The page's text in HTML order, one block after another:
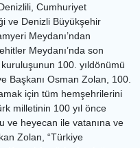
Cumhuriyet
ve Denizli Büyükşehir
Meydanı’ndan
Meydanı’nda son
100. yıldönümü
Başkanı Osman Zolan, 100.
için tüm hemşehrilerini
milletinin 100 yıl önce
ve heyecan ile vatanına ve
Zolan, “Türkiye